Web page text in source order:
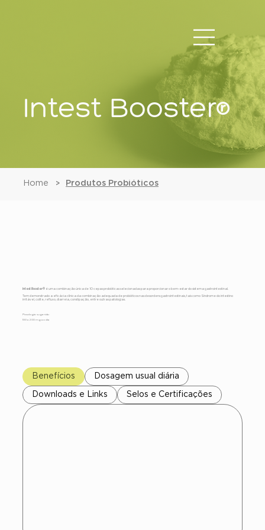
Intest Booster®
Home > Produtos Probióticos
Intest Booster®é uma combinação única de 10 cepas probióticas selecionadas para proporcionar o bem-estar do sistema gastrointestinal.
Tem demonstrado a eficácia clínica da combinação adequada de probióticos nas desordens gastrointestinais, tais como Síndrome do intestino
irritável, colite, refluxo, diarreia, constipação, entre outras patologias.
Posologia sugerida:
100 a 200 mg ao dia
Benefícios Dosagem usual diária
Downloads e Links Selos e Certificações